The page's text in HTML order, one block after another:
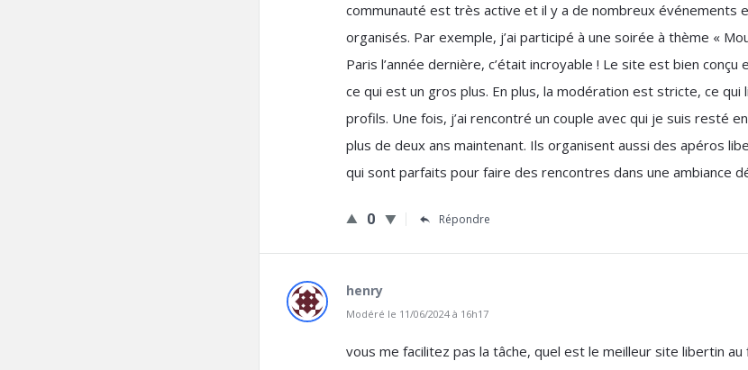
communauté est très active et il y a de nombreux événements
organisés. Par exemple, j’ai participé à une soirée à thème «
Paris l’année dernière, c’était incroyable ! Le site est bien conçu
ce qui est un gros plus. En plus, la modération est stricte, ce qui
profils. Une fois, j’ai rencontré un couple avec qui je suis resté
plus de deux ans maintenant. Ils organisent aussi des apéros
qui sont parfaits pour faire des rencontres dans une ambiance
0 Répondre
henry
Modéré le 11/06/2024 à 16h17
vous me facilitez pas la tâche, quel est le meilleur site libertin au